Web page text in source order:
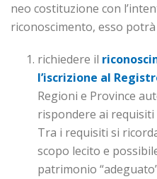
neo costituzione con
riconoscimento, esso
richiedere il
l’iscrizione al
Regioni e Province
rispondere ai requisiti
Tra i requisiti si
scopo lecito e
patrimonio